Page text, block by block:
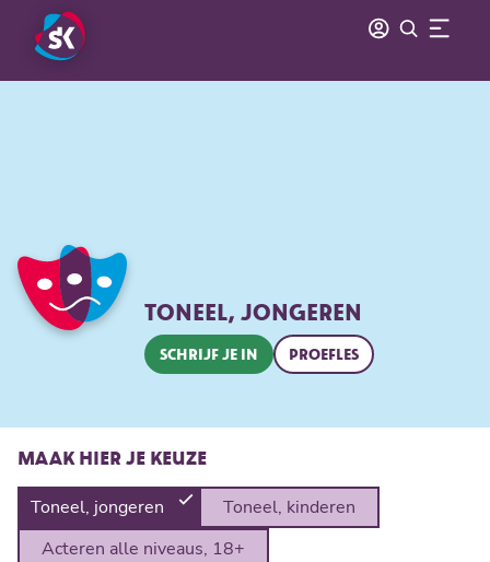
TONEEL, JONGEREN
SCHRIJF JE IN PROEFLES
MAAK HIER JE KEUZE
Toneel, jongeren
Toneel, kinderen
Acteren alle niveaus, 18+